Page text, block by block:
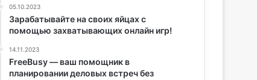
05.10.2023
Зарабатывайте на своих яйцах с
помощью захватывающих онлайн игр!
14.11.2023
FreeBusy — ваш помощник в
планировании деловых встреч без